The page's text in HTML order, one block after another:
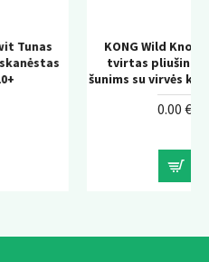
KONG Wild Knots Bear –
tvirtas pliušinis žaislas
šunims su virvės konstrukcija